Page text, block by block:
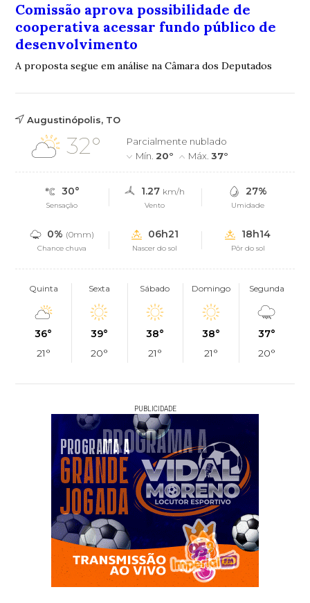
Comissão aprova possibilidade de
cooperativa acessar fundo público de
desenvolvimento
A proposta segue em análise na Câmara dos Deputados
Augustinópolis, TO
32°
Parcialmente nublado
Mín.20° Máx.37°
30°
Sensação
1.27 km/h
Vento
27%
Umidade
0% (0mm)
Chance chuva
06h21
Nascer do sol
18h14
Pôr do sol
Quinta
36°
21°
Sexta
39°
20°
Sábado
38°
21°
Domingo
38°
21°
Segunda
37°
20°
PUBLICIDADE